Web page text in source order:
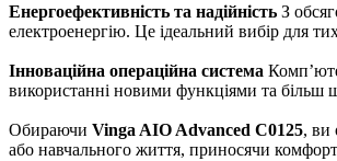
Енергоефективність та надійність З
електроенергію. Це ідеальний вибір для
Інноваційна операційна система
використанні новими функціями та
Обираючи Vinga AIO Advanced C0125, ви
або навчального життя, приносячи